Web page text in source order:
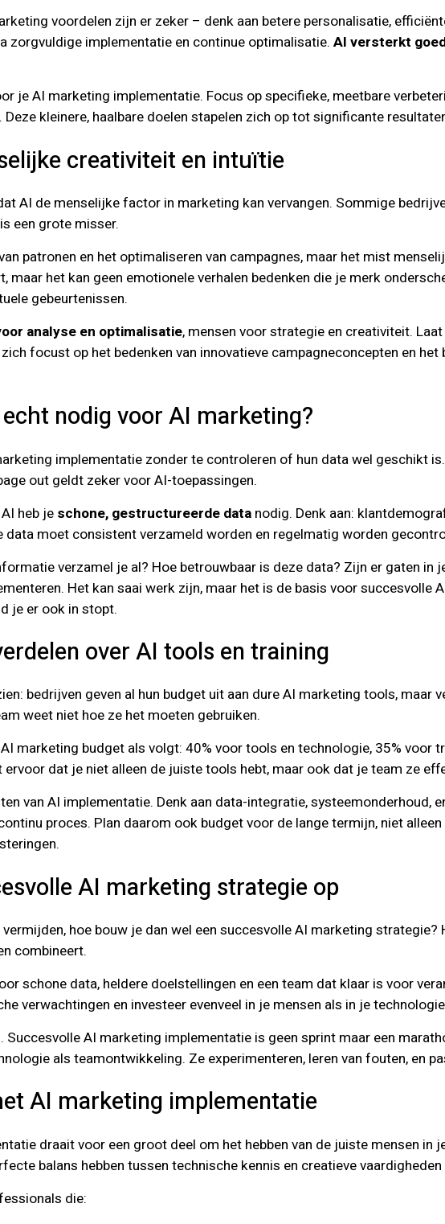
voordelen zijn er zeker – denk aan betere personalisatie,
zorgvuldige implementatie en continue optimalisatie. AI versterkt
je AI marketing implementatie. Focus op specifieke, meetbare
kleinere, haalbare doelen stapelen zich op tot significante
creativiteit en intuïtie
AI de menselijke factor in marketing kan vervangen. Sommige
een grote misser.
patronen en het optimaliseren van campagnes, maar het mist
maar het kan geen emotionele verhalen bedenken die je merk
gebeurtenissen.
analyse en optimalisatie, mensen voor strategie en creativiteit.
focust op het bedenken van innovatieve campagneconcepten en
nodig voor AI marketing?
implementatie zonder te controleren of hun data wel geschikt
out geldt zeker voor AI-toepassingen.
heb je schone, gestructureerde data nodig. Denk aan:
data moet consistent verzameld worden en regelmatig worden
verzamel je al? Hoe betrouwbaar is deze data? Zijn er gaten
Het kan saai werk zijn, maar het is de basis voor succesvolle
je er ook in stopt.
over AI tools en training
bedrijven geven al hun budget uit aan dure AI marketing tools, maar
weet niet hoe ze het moeten gebruiken.
marketing budget als volgt: 40% voor tools en technologie, 35% voor
dat je niet alleen de juiste tools hebt, maar ook dat je team ze
van AI implementatie. Denk aan data-integratie, systeemonderhoud,
proces. Plan daarom ook budget voor de lange termijn, niet
AI marketing strategie op
hoe bouw je dan wel een succesvolle AI marketing
combineert.
schone data, heldere doelstellingen en een team dat klaar is voor
verwachtingen en investeer evenveel in je mensen als in je
AI marketing implementatie is geen sprint maar een
als teamontwikkeling. Ze experimenteren, leren van fouten, en
AI marketing implementatie
draait voor een groot deel om het hebben van de juiste mensen in
balans hebben tussen technische kennis en creatieve
die: